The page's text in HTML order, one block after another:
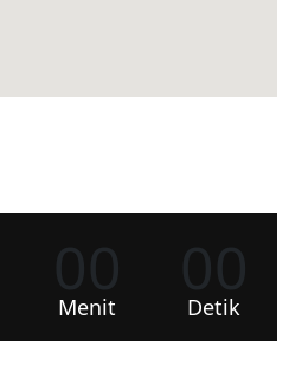
00
Menit 00
Detik